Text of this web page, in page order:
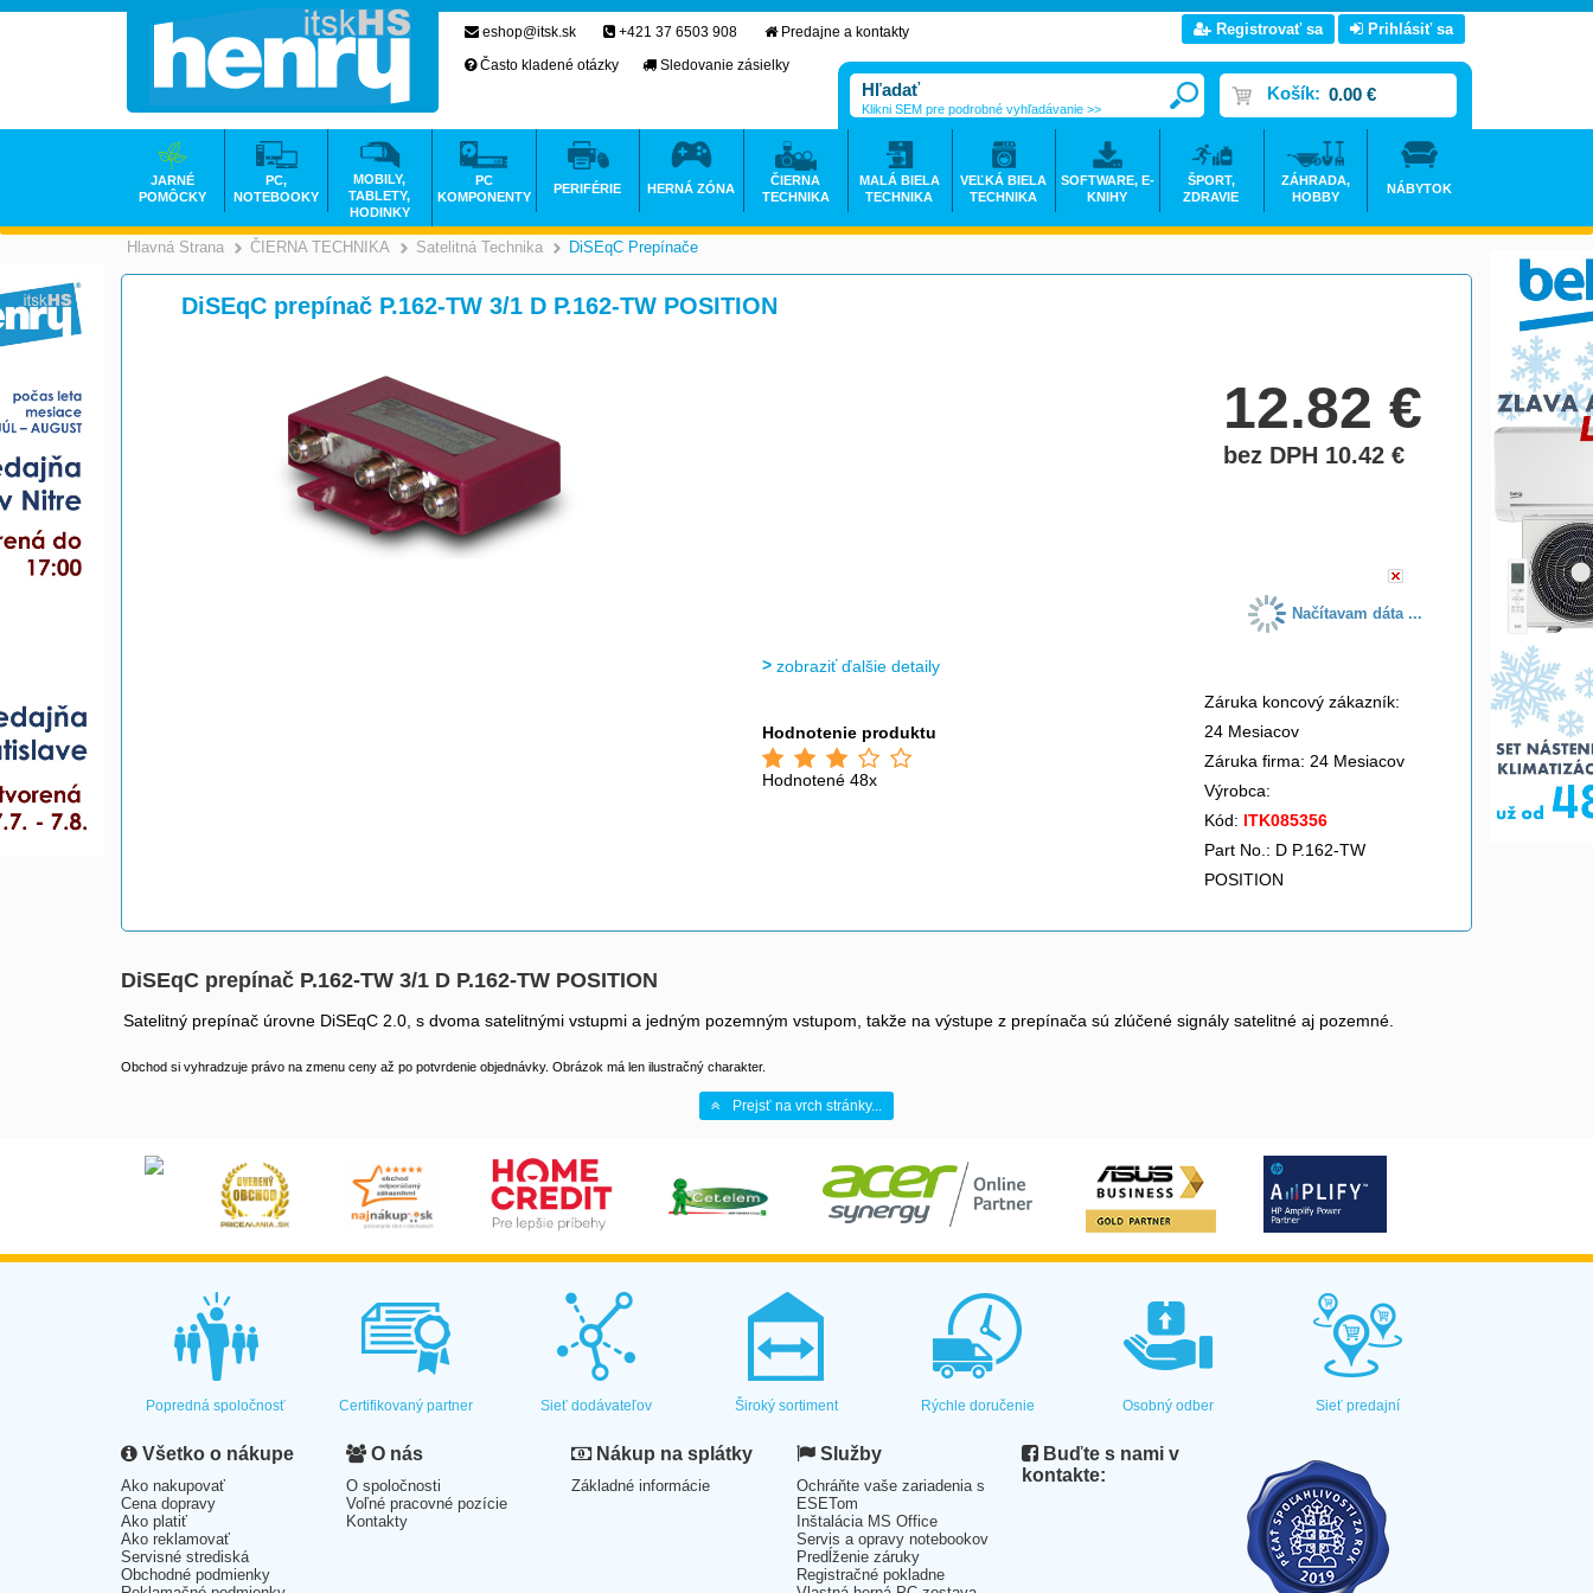
Hlavná Strana >
ČIERNA TECHNIKA >
Satelitná Technika >
DiSEqC Prepínače
DiSEqC prepínač P.162-TW 3/1 D P.162-TW POSITION
12.82€
bez DPH 10.42€
Načítavam dáta ...
zobraziť ďalšie detaily
Hodnotenie produktu
Hodnotené 48x
Záruka koncový zákazník:
24 Mesiacov
Záruka firma: 24 Mesiacov
Výrobca:
Kód: ITK085356
Part No.: D P.162-TW
POSITION
DiSEqC prepínač P.162-TW 3/1 D P.162-TW POSITION
Satelitný prepínač úrovne DiSEqC 2.0, s dvoma satelitnými vstupmi a jedným pozemným vstupom, takže na výstupe z prepínača sú zlúčené signály satelitné aj pozemné.
Obchod si vyhradzuje právo na zmenu ceny až po potvrdenie objednávky. Obrázok má len ilustračný charakter.
Prejsť na vrch stránky...
eshop@itsk.sk +421 37 6503 908
Predajne a kontakty
Často kladené otázky
Sledovanie zásielky
Registrovať sa Prihlásiť sa
Košík: 0.00 €
Klikni SEM pre podrobné vyhľadávanie >>
JARNÉ
POMÔCKY
PC,
NOTEBOOKY
MOBILY,
TABLETY,
HODINKY
PC
KOMPONENTY
PERIFÉRIE HERNÁ ZÓNA
ČIERNA
TECHNIKA
MALÁ BIELA
TECHNIKA
VEĽKÁ BIELA
TECHNIKA
SOFTWARE, E-
KNIHY
ŠPORT,
ZDRAVIE
ZÁHRADA,
HOBBY
NÁBYTOK
Popredná spoločnosť Certifikovaný partner Sieť dodávateľov Široký sortiment Rýchle doručenie Osobný odber Sieť predajní
Všetko o nákupe
Ako nakupovať
Cena dopravy
Ako platiť
Ako reklamovať
Servisné strediská
Obchodné podmienky
O nás
O spoločnosti
Voľné pracovné pozície
Kontakty
Nákup na splátky
Základné informácie
Služby
Ochráňte vaše zariadenia s
ESETom
Inštalácia MS Office
Servis a opravy notebookov
Predĺženie záruky
Registračné pokladne
Buďte s nami v
kontakte: